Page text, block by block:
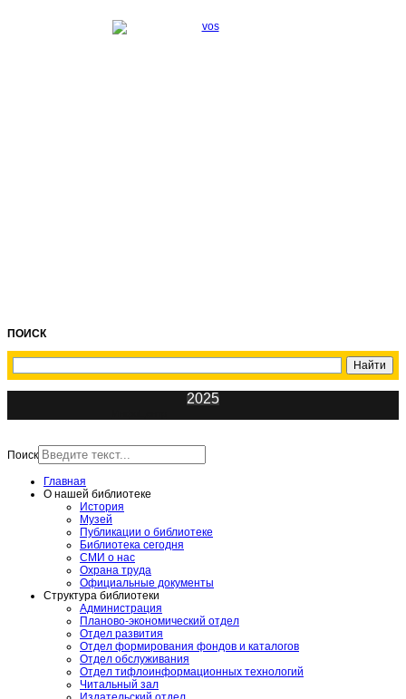
ПОИСК
2025
Поиск
Главная
О нашей библиотеке
История
Музей
Публикации о библиотеке
Библиотека сегодня
СМИ о нас
Охрана труда
Официальные документы
Структура библиотеки
Администрация
Планово-экономический отдел
Отдел развития
Отдел формирования фондов и каталогов
Отдел обслуживания
Отдел тифлоинформационных технологий
Читальный зал